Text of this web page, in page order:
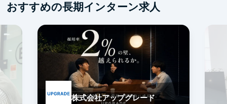
おすすめの長期インターン求人
株式会社アップグレード